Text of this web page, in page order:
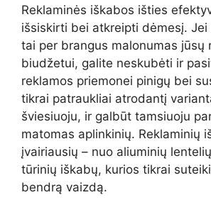
Reklaminės iškabos išties
išsiskirti bei atkreipti dėmesį. Jei
tai per brangus malonumas jūsų
biudžetui, galite neskubėti ir
reklamos priemonei pinigų bei
tikrai patraukliai atrodantį
šviesiuoju, ir galbūt tamsiuoju
matomas aplinkinių. Reklaminių
įvairiausių – nuo aliuminių
tūrinių iškabų, kurios tikrai
bendrą vaizdą.